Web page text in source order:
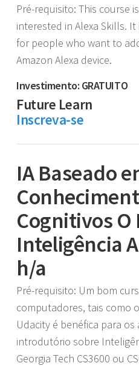
Pré-requisito: This course
interested in Alexa Skills.
for people who want to
Amazon Alexa device.
Investimento: GRATUITO
Future Learn
Inscreva-se
IA Baseado
Cognitivos O
Inteligência
h/a
Pré-requisito: Um bom
computadores, tais como
Udacity é benéfica para
introdutório sobre
Georgia Tech CS3600 ou